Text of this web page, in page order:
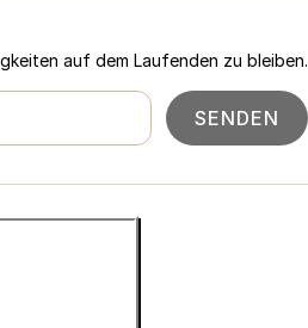
auf dem Laufenden zu bleiben.
SENDEN